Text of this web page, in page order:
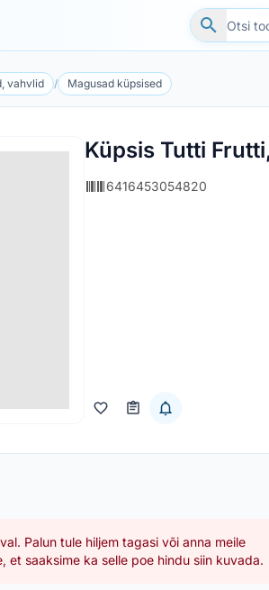
vahvlid / Magusad küpsised
Küpsis Tutti
6416453054820
Palun tule hiljem tagasi või anna meile
et saaksime ka selle poe hindu siin kuvada.